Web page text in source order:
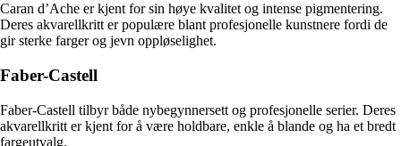
Caran d’Ache er kjent for sin høye kvalitet og intense pigmentering.
Deres akvarellkritt er populære blant profesjonelle kunstnere fordi de
gir sterke farger og jevn oppløselighet.
Faber-Castell
Faber-Castell tilbyr både nybegynnersett og profesjonelle serier. Deres
akvarellkritt er kjent for å være holdbare, enkle å blande og ha et bredt
fargeutvalg.